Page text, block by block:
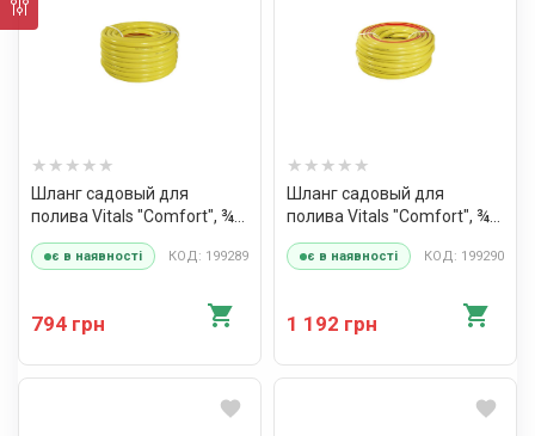
Шланг садовый для
полива Vitals "Comfort", ¾"
20 м
є в наявності КОД: 199289
794 грн
Шланг садовый для
полива Vitals "Comfort", ¾"
30 м
є в наявності КОД: 199290
1 192 грн